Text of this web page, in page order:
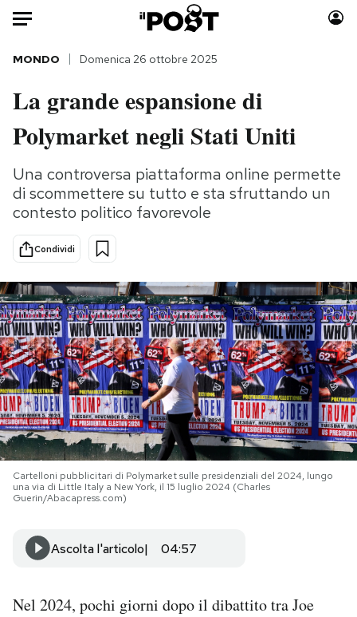
Auto
HOME
Italia
Politica
Tecnologia
Internet
Scienza
Economia
Sport
Moda
Consumismi
Storie/Idee
Altrecose
Mondiali calcio 2026
PODCAST
NEWSLETTER
I MIEI PREFERITI
SHOP
CALENDARIO
MONDO Domenica 26 ottobre 2025
La grande espansione di
Polymarket negli Stati Uniti
Una controversa piattaforma online permette
di scommettere su tutto e sta sfruttando un
contesto politico favorevole
Condividi
Cartelloni pubblicitari di Polymarket sulle presidenziali del 2024, lungo
una via di Little Italy a New York, il 15 luglio 2024 (Charles
Guerin/Abacapress.com)
Ascolta l'articolo 04:57
Nel 2024, pochi giorni dopo il dibattito tra Joe